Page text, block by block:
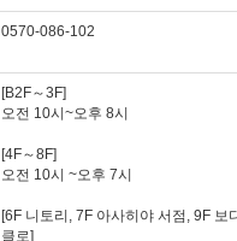
0570-086-102
[B2F～3F]
오전 10시~오후 8시
[4F～8F]
오전 10시 ~오후 7시
[6F 니토리, 7F 아사히야 서점, 9F 보
클로]